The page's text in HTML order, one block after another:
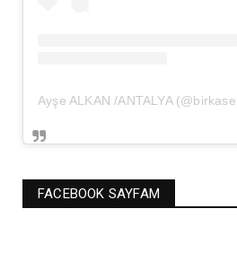
FACEBOOK SAYFAM